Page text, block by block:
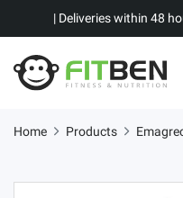
| Deliveries within 48
Home Products